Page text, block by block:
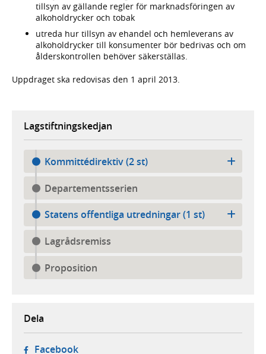
tillsyn av gällande regler för marknadsföringen av
alkoholdrycker och tobak
utreda hur tillsyn av ehandel och hemleverans av
alkoholdrycker till konsumenter bör bedrivas och om
ålderskontrollen behöver säkerställas.
Uppdraget ska redovisas den 1 april 2013.
Lagstiftningskedjan
Kommittédirektiv (2 st)
Departementsserien
Statens offentliga utredningar (1 st)
Lagrådsremiss
Proposition
Dela
Facebook- öppnas i ny flik, extern webbplats,